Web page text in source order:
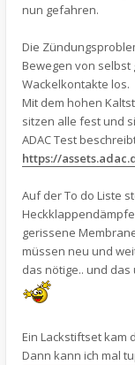
nun gefahren.
Die
Bewegen von selbst
Wackelkontakte los.
Mit dem hohen
sitzen alle fest und
ADAC Test
https://
Auf der To do Liste
gerissene
müssen neu und
das nötige.. und das
Ein Lackstiftset kam
Dann kann ich mal